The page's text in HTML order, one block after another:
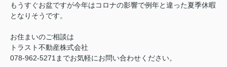
もうすぐお盆ですが今年はコロナの影響で例年と違った夏季休暇
となりそうです。
お住まいのご相談は
トラスト不動産株式会社
078-962-5271までお気軽にお問い合わせください。